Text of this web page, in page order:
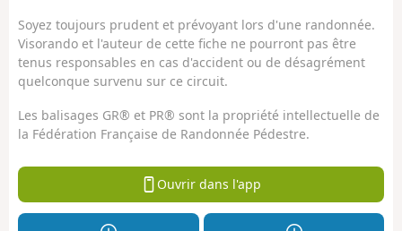
Soyez toujours prudent et prévoyant lors d'une randonnée.
Visorando et l'auteur de cette fiche ne pourront pas être
tenus responsables en cas d'accident ou de désagrément
quelconque survenu sur ce circuit.
Les balisages GR® et PR® sont la propriété intellectuelle de
la Fédération Française de Randonnée Pédestre.
Ouvrir dans l'app